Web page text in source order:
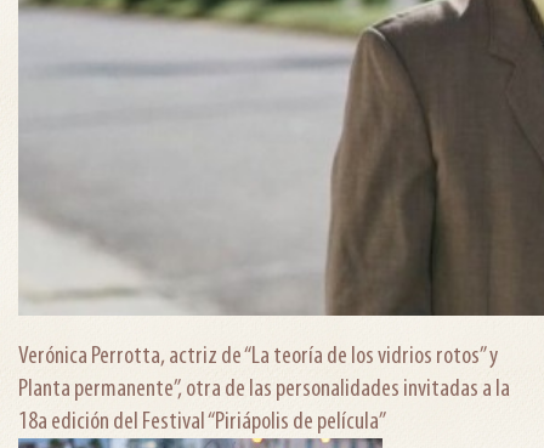
Verónica Perrotta, actriz de “La teoría de los vidrios rotos” y
Planta permanente”, otra de las personalidades invitadas a la
18a edición del Festival “Piriápolis de película”